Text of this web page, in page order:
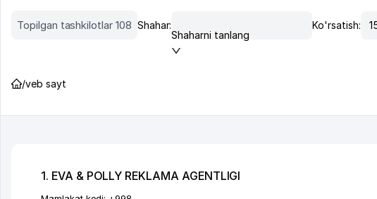
Topilgan tashkilotlar 108 Shahar:
Shaharni tanlang
Ko'rsatish:
/veb sayt
1. EVA & POLLY REKLAMA AGENTLIGI